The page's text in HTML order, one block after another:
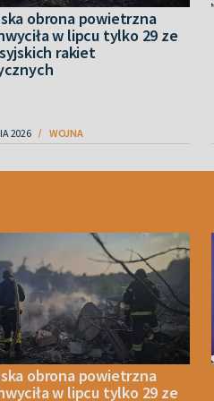
obrona powietrzna
w lipcu tylko 29 ze
rakiet
2026 WOJNA
obrona powietrzna
w lipcu tylko 29 ze